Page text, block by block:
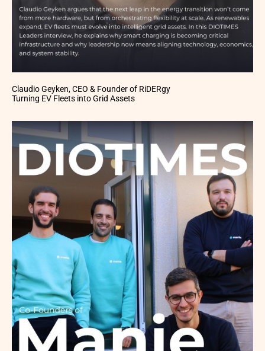
Claudio Geyken, CEO & Founder of RiDERgy
Turning EV Fleets into Grid Assets